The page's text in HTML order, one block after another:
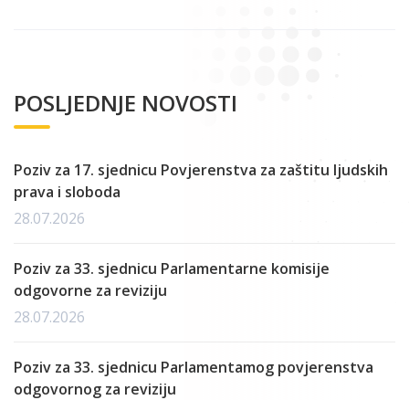
POSLJEDNJE NOVOSTI
Poziv za 17. sjednicu Povjerenstva za zaštitu ljudskih
prava i sloboda
28.07.2026
Poziv za 33. sjednicu Parlamentarne komisije
odgovorne za reviziju
28.07.2026
Poziv za 33. sjednicu Parlamentamog povjerenstva
odgovornog za reviziju